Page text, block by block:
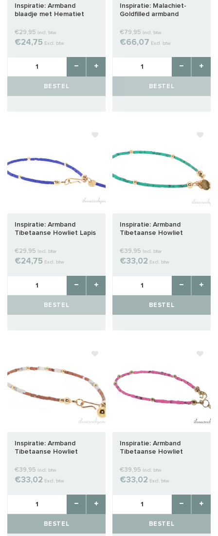
Inspiratie: Armband
blaadje met Hematiet
€29,95 Incl. btw
€24,75 Excl. btw
BESTEL
Inspiratie: Malachiet-
Goldfilled armband
€79,95 Incl. btw
€66,07 Excl. btw
BESTEL
Inspiratie: Armband
Tibetaanse Howliet Lapis
€29,95 Incl. btw
€24,75 Excl. btw
BESTEL
Inspiratie: Armband
Tibetaanse Howliet
Filled spacers
€39,95 Incl. btw
€33,02 Excl. btw
BESTEL
Inspiratie: Armband
Tibetaanse Howliet
Gold Filled spacers
€39,95 Incl. btw
€33,02 Excl. btw
BESTEL
Inspiratie: Armband
Tibetaanse Howliet
Filled spacers
€39,95 Incl. btw
€33,02 Excl. btw
BESTEL